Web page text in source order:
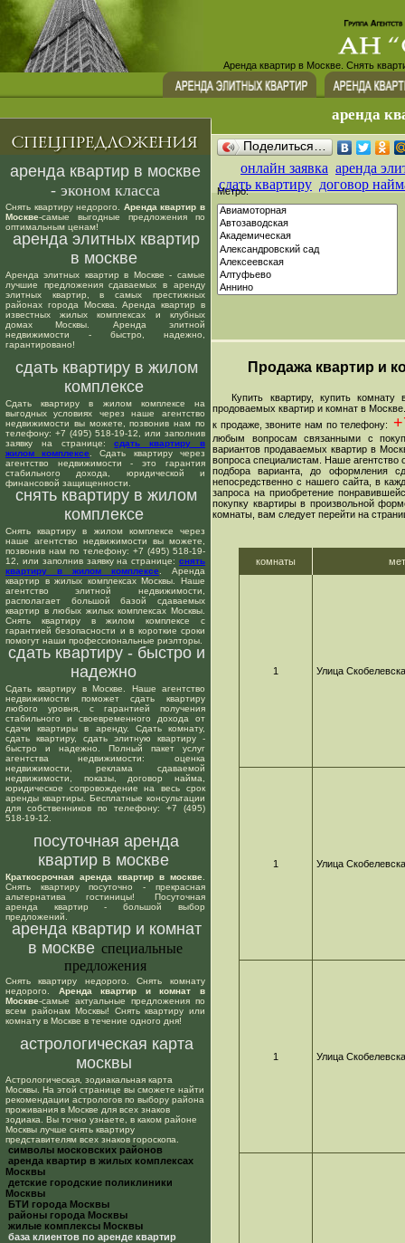
Аренда квартир в Москве. Снять
аренда
аренда квартир в москве
- эконом класса
Снять квартиру недорого. Аренда квартир в
Москве-самые выгодные предложения по
оптимальным ценам!
аренда элитных квартир
в москве
Аренда элитных квартир в Москве - самые
лучшие предложения сдаваемых в аренду
элитных квартир, в самых престижных
районах города Москва. Аренда квартир в
известных жилых комплексах и клубных
домах Москвы. Аренда элитной
недвижимости - быстро, надежно,
гарантировано!
сдать квартиру в жилом
комплексе
Сдать квартиру в жилом комплексе на
выгодных условиях через наше агентство
недвижимости вы можете, позвонив нам по
телефону: +7 (495) 518-19-12, или заполнив
заявку на странице:сдать квартиру в
жилом комплексе . Сдать квартиру через
агентство недвижимости - это гарантия
стабильного дохода, юридической и
финансовой защищенности.
снять квартиру в жилом
комплексе
Снять квартиру в жилом комплексе через
наше агентство недвижимости вы можете,
позвонив нам по телефону: +7 (495) 518-19-
12, или заполнив заявку на странице: снять
квартиру в жилом комплексе . Аренда
квартир в жилых комплексах Москвы. Наше
агентство элитной недвижимости,
располагает большой базой сдаваемых
квартир в любых жилых комплексах Москвы.
Снять квартиру в жилом комплексе с
гарантией безопасности и в короткие сроки
помогут наши профессиональные риэлторы.
сдать квартиру - быстро и
надежно
Сдать квартиру в Москве. Наше агентство
недвижимости поможет сдать квартиру
любого уровня, с гарантией получения
стабильного и своевременного дохода от
сдачи квартиры в аренду. Сдать комнату,
сдать квартиру, сдать элитную квартиру -
быстро и надежно. Полный пакет услуг
агентства недвижимости: оценка
недвижимости, реклама сдаваемой
недвижимости, показы, договор найма,
юридическое сопровождение на весь срок
аренды квартиры. Бесплатные консультации
для собственников по телефону: +7 (495)
518-19-12.
посуточная аренда
квартир в москве
Краткосрочная аренда квартир в москве
Снять квартиру посуточно - прекрасная
альтернатива гостиницы! Посуточная
аренда квартир - большой выбор
предложений.
аренда квартир и комнат
в москве специальные
предложения
Снять квартиру недорого. Снять комнату
недорого. Аренда квартир и комнат в
Москве-самые актуальные предложения по
всем районам Москвы! Снять квартиру или
комнату в Москве в течение одного дня!
астрологическая карта
москвы
Астрологическая, зодиакальная карта
Москвы. На этой странице вы сможете найти
рекомендации астрологов по выбору района
проживания в Москве для всех знаков
зодиака. Вы точно узнаете, в каком районе
Москвы лучше снять квартиру
представителям всех знаков гороскопа.
cимволы московских районов
аренда квартир в жилых комплексах
Москвы
детские городские поликлиники
Москвы
БТИ города Москвы
районы города Москвы
жилые комплексы Москвы
база клиентов по аренде квартир
Поделиться…
онлайн заявка аренда
сдать квартиру договор
Метро:
Продажа квартир и
Купить квартиру, купить комнату
продоваемых квартир и комнат в
к продаже, звоните нам по телефону:
любым вопросам связанными с
вариантов продаваемых квартир в
вопроса специалистам. Наше агентство
подбора варианта, до оформления
непосредственно с нашего сайта, в
запроса на приобретение
покупку квартиры в произвольной
комнаты, вам следует перейти на
комнаты
1 Улица
1 Улица
1 Улица